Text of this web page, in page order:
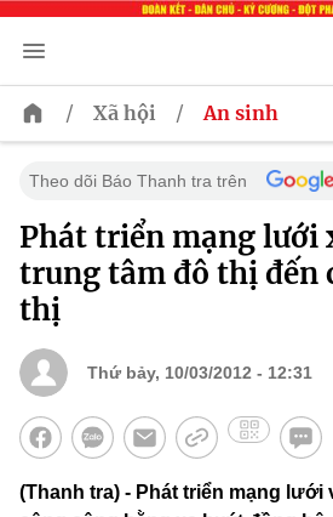
/ Xã hội / An sinh
Theo dõi Báo Thanh tra trên
Phát triển mạng lưới
trung tâm đô thị đến
thị
Thứ bảy, 10/03/2012 - 12:31
(Thanh tra) - Phát triển mạng lưới